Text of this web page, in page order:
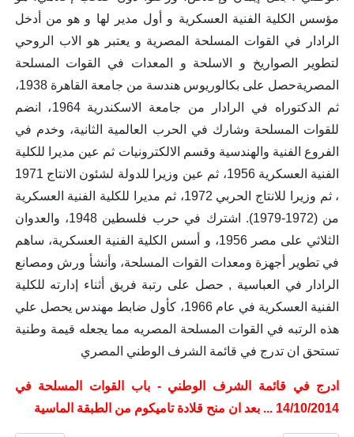
مؤسس الكلية الفنية العسكرية و أول مدير لها و هو من أدخل
الرادار في القوات المسلحة المصرية و يعتبر هو الاب الروحي
لتطوير الصواريخ و الاسلحة و المعدات في القوات المسلحة
المصريةحصل على بكالوريوس هندسة من جامعة القاهرة 1938،
ثم الدكتوراه في الرادار من جامعة الاسكندرية 1964، انضم
للقوات المسلحة وشارك في الحرب العالمية الثانية، وخدم في
الفروع الفنية والهندسية وقسم الالكترونيات ثم عين مديرا للكلية
الفنية العسكرية 1956، ثم عين وزيرا للدولة لشئون الانتاج 1971
، ثم وزيرا للانتاج الحربي 1972، ثم مديرا للكلية الفنية العسكرية
من (1972-1979). اشترك في حرب فلسطين 1948، والعدوان
الثلاثي على مصر 1956، و أسس الكلية الفنية العسكرية، ساهم
في تطوير أجهزة ومعدات القوات المسلحة، وأنشأ ورش ومصانع
الرادار في العباسية , حصل على رتبة فريق أثناء إدارته للكلية
الفنية العسكرية في عام 1966، كأول ضابط مهندس يحصل علي
هذه الرتبه في القوات المسلحة المصريه مما يجعله قيمة وطنية
تستحق ان تدرج في قائمة الشرف الوطني المصري
ادرج في قائمة الشرف الوطني - باب القوات المسلحة في
14/10/2014 ... بعد ان منح قلادة تاميكوم من الطبقة الماسية